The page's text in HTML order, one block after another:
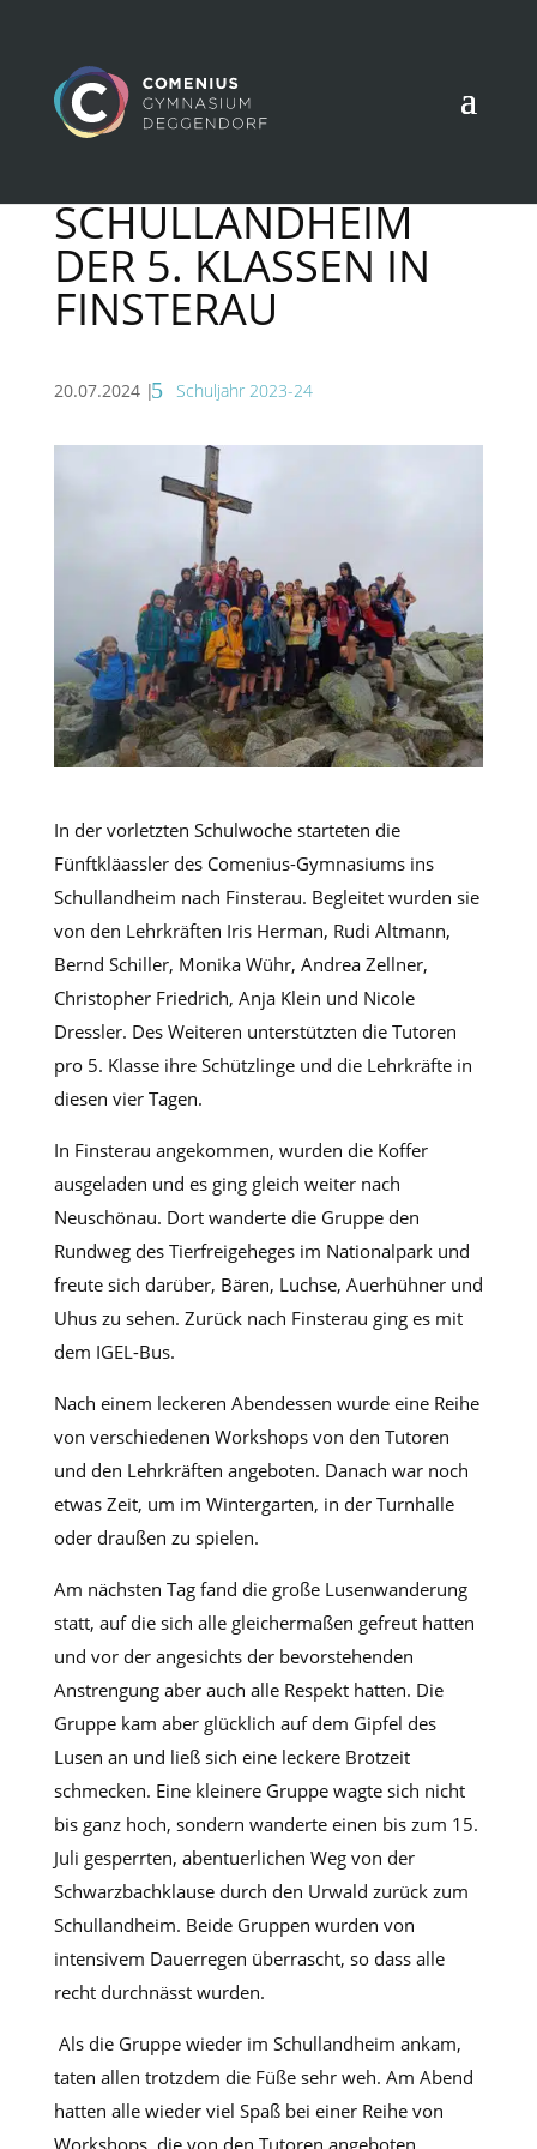
SCHULLANDHEIM
DER 5. KLASSEN IN
FINSTERAU
20.07.2024| Schuljahr 2023-24
In der vorletzten Schulwoche starteten die
Fünftkläassler des Comenius-Gymnasiums ins
Schullandheim nach Finsterau. Begleitet wurden sie
von den Lehrkräften Iris Herman, Rudi Altmann,
Bernd Schiller, Monika Wühr, Andrea Zellner,
Christopher Friedrich, Anja Klein und Nicole
Dressler. Des Weiteren unterstützten die Tutoren
pro 5. Klasse ihre Schützlinge und die Lehrkräfte in
diesen vier Tagen.
In Finsterau angekommen, wurden die Koffer
ausgeladen und es ging gleich weiter nach
Neuschönau. Dort wanderte die Gruppe den
Rundweg des Tierfreigeheges im Nationalpark und
freute sich darüber, Bären, Luchse, Auerhühner und
Uhus zu sehen. Zurück nach Finsterau ging es mit
dem IGEL-Bus.
Nach einem leckeren Abendessen wurde eine Reihe
von verschiedenen Workshops von den Tutoren
und den Lehrkräften angeboten. Danach war noch
etwas Zeit, um im Wintergarten, in der Turnhalle
oder draußen zu spielen.
Am nächsten Tag fand die große Lusenwanderung
statt, auf die sich alle gleichermaßen gefreut hatten
und vor der angesichts der bevorstehenden
Anstrengung aber auch alle Respekt hatten. Die
Gruppe kam aber glücklich auf dem Gipfel des
Lusen an und ließ sich eine leckere Brotzeit
schmecken. Eine kleinere Gruppe wagte sich nicht
bis ganz hoch, sondern wanderte einen bis zum 15.
Juli gesperrten, abentuerlichen Weg von der
Schwarzbachklause durch den Urwald zurück zum
Schullandheim. Beide Gruppen wurden von
intensivem Dauerregen überrascht, so dass alle
recht durchnässt wurden.
Als die Gruppe wieder im Schullandheim ankam,
taten allen trotzdem die Füße sehr weh. Am Abend
hatten alle wieder viel Spaß bei einer Reihe von
Workshops, die von den Tutoren angeboten